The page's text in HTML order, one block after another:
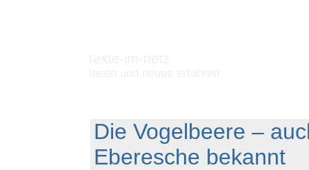
Die Vogelbeere –
Eberesche bekannt